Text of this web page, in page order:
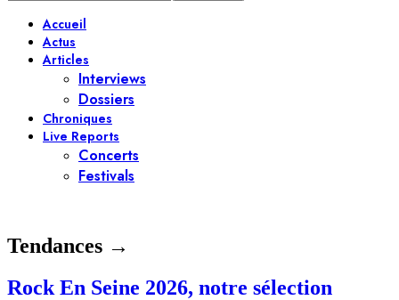
Accueil
Actus
Articles
Interviews
Dossiers
Chroniques
Live Reports
Concerts
Festivals
Tendances →
Rock En Seine 2026, notre sélection